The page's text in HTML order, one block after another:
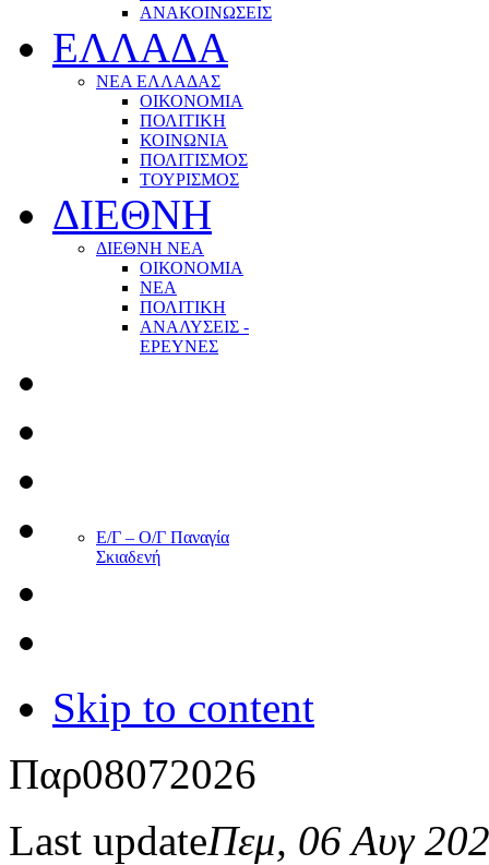
ΑΝΑΚΟΙΝΩΣΕΙΣ
ΕΛΛΑΔΑ
ΝΕΑ ΕΛΛΑΔΑΣ
ΟΙΚΟΝΟΜΙΑ
ΠΟΛΙΤΙΚΗ
ΚΟΙΝΩΝΙΑ
ΠΟΛΙΤΙΣΜΟΣ
ΤΟΥΡΙΣΜΟΣ
ΔΙΕΘΝΗ
ΔΙΕΘΝΗ ΝΕΑ
ΟΙΚΟΝΟΜΙΑ
ΝΕΑ
ΠΟΛΙΤΙΚΗ
ΑΝΑΛΥΣΕΙΣ -
ΕΡΕΥΝΕΣ
Ε/Γ – Ο/Γ Παναγία
Σκιαδενή
Skip to content
Παρ08072026
Last updateΠεμ, 06 Αυγ